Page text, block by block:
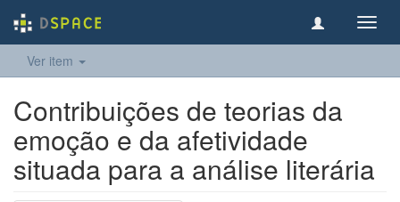
Ver item
Contribuições de teorias da
emoção e da afetividade
situada para a análise literária